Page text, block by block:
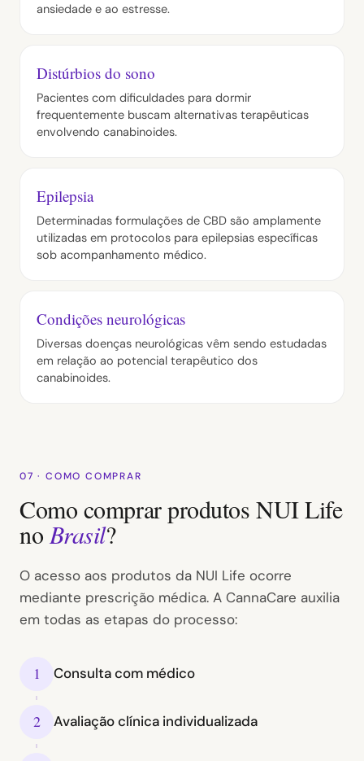
ansiedade e ao estresse.
Distúrbios do sono
Pacientes com dificuldades para dormir
frequentemente buscam alternativas terapêuticas
envolvendo canabinoides.
Epilepsia
Determinadas formulações de CBD são amplamente
utilizadas em protocolos para epilepsias específicas
sob acompanhamento médico.
Condições neurológicas
Diversas doenças neurológicas vêm sendo estudadas
em relação ao potencial terapêutico dos
canabinoides.
07 · COMO COMPRAR
Como comprar produtos NUI Life
no Brasil?
O acesso aos produtos da NUI Life ocorre
mediante prescrição médica. A CannaCare auxilia
em todas as etapas do processo:
1 Consulta com médico
2 Avaliação clínica individualizada